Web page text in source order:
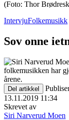
(Foto: Thor
IntervjuFolkemusikk
Sov onne
Del artikkel
13.11.2019 11:34
Skrevet av
Siri Narverud Moen